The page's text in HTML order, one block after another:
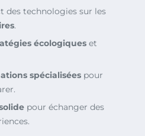
des technologies sur les
.
écologiques et
spécialisées pour
pour échanger des